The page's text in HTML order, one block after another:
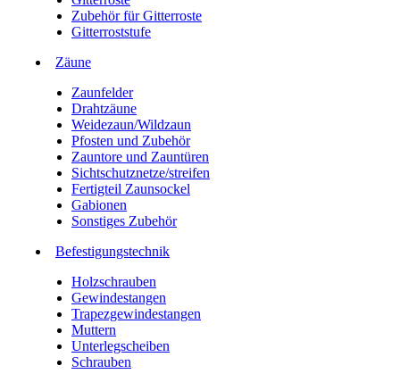
Zubehör für Gitterroste
Gitterroststufe
Zäune
Zaunfelder
Drahtzäune
Weidezaun/Wildzaun
Pfosten und Zubehör
Zauntore und Zauntüren
Sichtschutznetze/streifen
Fertigteil Zaunsockel
Gabionen
Sonstiges Zubehör
Befesti­gungstechnik
Holzschrauben
Gewindestangen
Trapezgewindestangen
Muttern
Unterlegscheiben
Schrauben